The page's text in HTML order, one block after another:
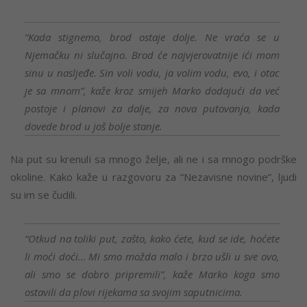
“Kada stignemo, brod ostaje dolje. Ne vraća se u
Njemačku ni slučajno. Brod će najvjerovatnije ići mom
sinu u nasljeđe. Sin voli vodu, ja volim vodu, evo, i otac
je sa mnom”, kaže kroz smijeh Marko dodajući da već
postoje i planovi za dalje, za nova putovanja, kada
dovede brod u još bolje stanje.
Na put su krenuli sa mnogo želje, ali ne i sa mnogo podrške
okoline. Kako kaže u razgovoru za “Nezavisne novine”, ljudi
su im se čudili.
“Otkud na toliki put, zašto, kako ćete, kud se ide, hoćete
li moći doći… Mi smo možda malo i brzo ušli u sve ovo,
ali smo se dobro pripremili”, kaže Marko koga smo
ostavili da plovi rijekama sa svojim saputnicima.